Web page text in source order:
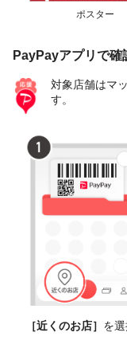
ポスター
PayPayアプリで確
対象店舗はマ
す。
［近くのお店］ を